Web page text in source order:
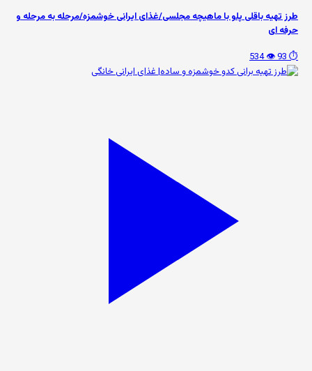
طرز تهیه باقلی پلو با ماهیچه مجلسی/غذای ایرانی خوشمزه/مرحله به مرحله و
حرفه ای
⏱️ 93
👁️ 534